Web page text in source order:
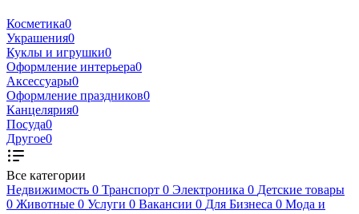
Косметика0
Украшения0
Куклы и игрушки0
Оформление интерьера0
Аксессуары0
Оформление праздников0
Канцелярия0
Посуда0
Другое0
Все категории
Недвижимость 0 Транспорт 0 Электроника 0 Детские товары
0 Животные 0 Услуги 0 Вакансии 0 Для Бизнеса 0 Мода и